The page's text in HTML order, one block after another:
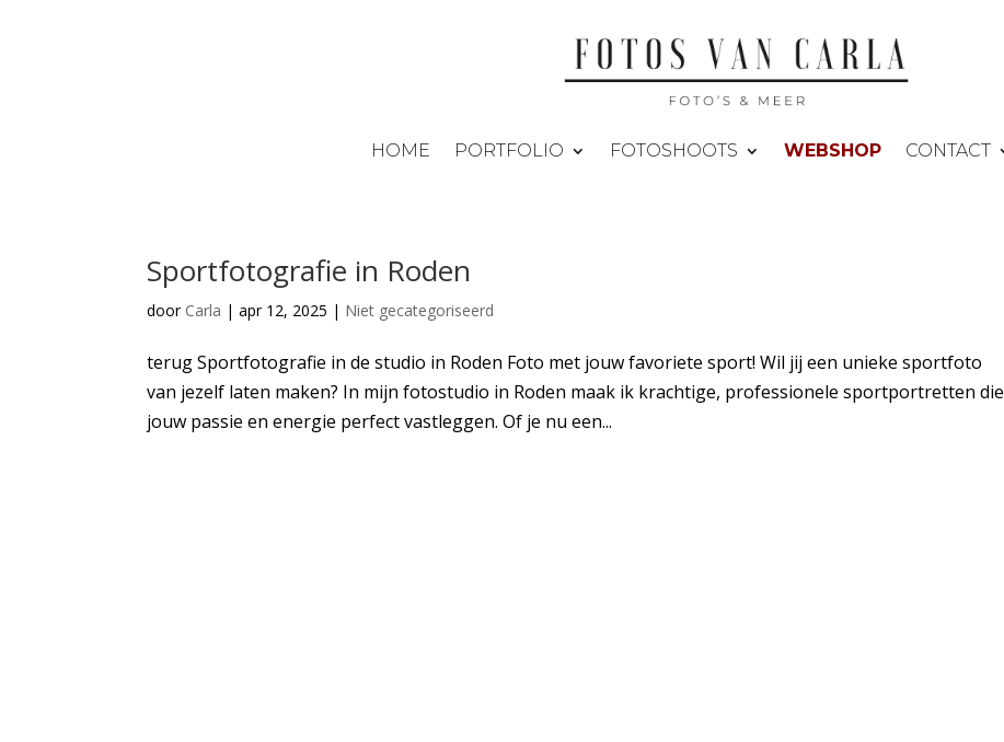
HOME PORTFOLIO FOTOSHOOTS WEBSHOP CONTACT
Sportfotografie in Roden
door Carla |apr 12, 2025 | Niet gecategoriseerd
terug Sportfotografie in de studio in Roden Foto met jouw favoriete sport! Wil jij een unieke sportfoto
van jezelf laten maken? In mijn fotostudio in Roden maak ik krachtige, professionele sportportretten die
jouw passie en energie perfect vastleggen. Of je nu een...